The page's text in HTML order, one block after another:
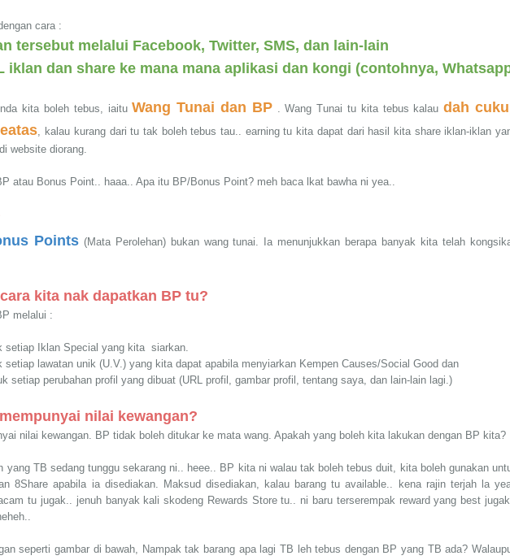
cara :
tersebut melalui Facebook, Twitter, SMS, dan lain-lain
iklan dan share ke mana mana aplikasi dan kongi (contohnya,
kita boleh tebus, iaituWang Tunai dan BP. Wang Tunai tu kita tebus kalaudah
, kalau kurang dari tu tak boleh tebus tau.. earning tu kita dapat dari hasil kita share iklan-iklan
website diorang.
atau Bonus Point.. haaa.. Apa itu BP/Bonus Point? meh baca lkat bawha ni yea..
Points(Mata Perolehan) bukan wang tunai. Ia menunjukkan berapa banyak kita telah
kita nak dapatkan BP tu?
melalui :
setiap Iklan Special yang kita siarkan.
setiap lawatan unik (U.V.) yang kita dapat apabila menyiarkan Kempen Causes/Social Good dan
setiap perubahan profil yang dibuat (URL profil, gambar profil, tentang saya, dan lain-lain lagi.)
nilai kewangan?
nilai kewangan. BP tidak boleh ditukar ke mata wang. Apakah yang boleh kita lakukan dengan BP kita?
yang TB sedang tunggu sekarang ni.. heee.. BP kita ni walau tak boleh tebus duit, kita boleh gunakan
8Share apabila ia disediakan. Maksud disediakan, kalau barang tu available.. kena rajin terjah la
tu jugak.. jenuh banyak kali skodeng Rewards Store tu.. ni baru terserempak reward yang best
seperti gambar di bawah, Nampak tak barang apa lagi TB leh tebus dengan BP yang TB ada?